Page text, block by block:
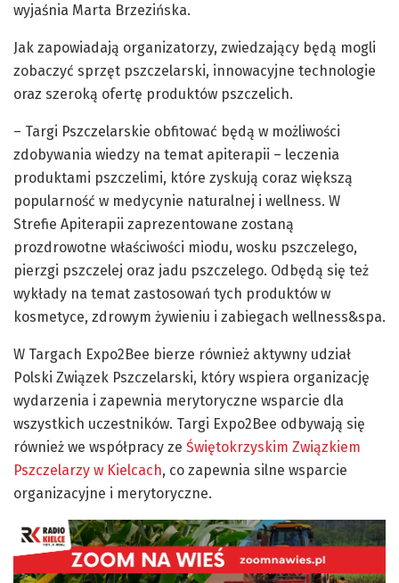
wyjaśnia Marta Brzezińska.
Jak zapowiadają organizatorzy, zwiedzający będą mogli
zobaczyć sprzęt pszczelarski, innowacyjne technologie
oraz szeroką ofertę produktów pszczelich.
– Targi Pszczelarskie obfitować będą w możliwości
zdobywania wiedzy na temat apiterapii – leczenia
produktami pszczelimi, które zyskują coraz większą
popularność w medycynie naturalnej i wellness. W
Strefie Apiterapii zaprezentowane zostaną
prozdrowotne właściwości miodu, wosku pszczelego,
pierzgi pszczelej oraz jadu pszczelego. Odbędą się też
wykłady na temat zastosowań tych produktów w
kosmetyce, zdrowym żywieniu i zabiegach wellness&spa.
W Targach Expo2Bee bierze również aktywny udział
Polski Związek Pszczelarski, który wspiera organizację
wydarzenia i zapewnia merytoryczne wsparcie dla
wszystkich uczestników. Targi Expo2Bee odbywają się
również we współpracy ze Świętokrzyskim Związkiem
Pszczelarzy w Kielcach, co zapewnia silne wsparcie
organizacyjne i merytoryczne.